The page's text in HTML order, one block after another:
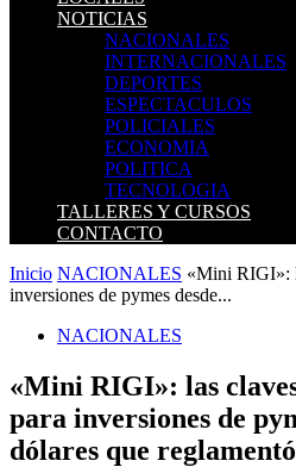
NOTICIAS
NACIONALES
INTERNACIONALES
DEPORTES
ESPECTACULOS
POLICIALES
ECONOMIA
POLITICA
TECNOLOGIA
TALLERES Y CURSOS
CONTACTO
Inicio NACIONALES «Mini RIGI»:
inversiones de pymes desde...
NACIONALES
«Mini RIGI»: las
para inversiones de
dólares que